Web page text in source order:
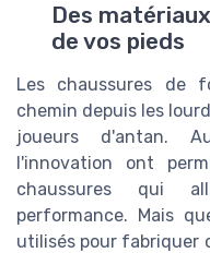
Des
de vos pieds
Les chaussures de
chemin depuis les
joueurs d'antan.
l'innovation ont
chaussures qui
performance. Mais
utilisés pour fabriquer